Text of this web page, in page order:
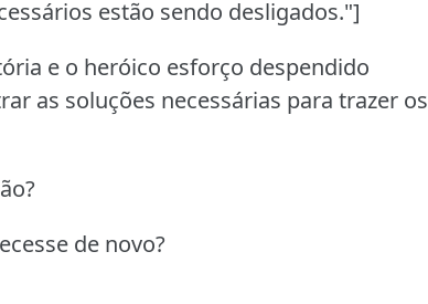
estão sendo desligados."]
e o heróico esforço despendido
as soluções necessárias para trazer os
de novo?